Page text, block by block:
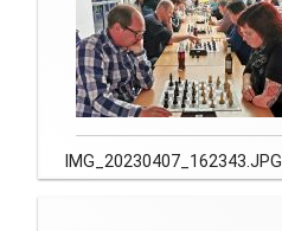
IMG_20230407_162343.JPG